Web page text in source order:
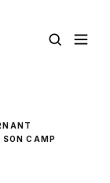
CAMP